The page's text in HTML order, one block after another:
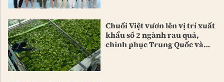
Chuối Việt vươn lên vị trí xuất
khẩu số 2 ngành rau quả,
chinh phục Trung Quốc và